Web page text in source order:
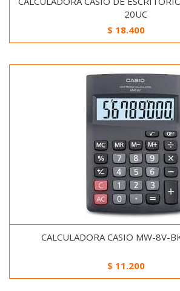
20UC
$ 18.400
CALCULADORA CASIO MW-8V-
$ 11.200